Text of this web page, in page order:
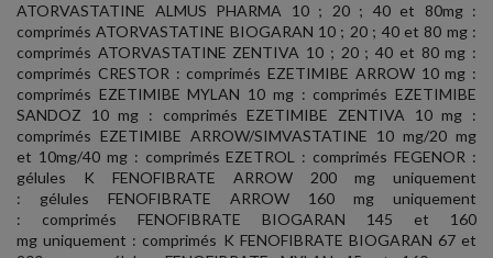
ATORVASTATINE ALMUS PHARMA 10 ; 20 ; 40 et 80mg :
comprimés ATORVASTATINE BIOGARAN 10 ; 20 ; 40 et 80 mg :
comprimés ATORVASTATINE ZENTIVA 10 ; 20 ; 40 et 80 mg :
comprimés CRESTOR : comprimés EZETIMIBE ARROW 10 mg :
comprimés EZETIMIBE MYLAN 10 mg : comprimés EZETIMIBE
SANDOZ 10 mg : comprimés EZETIMIBE ZENTIVA 10 mg :
comprimés EZETIMIBE ARROW/SIMVASTATINE 10 mg/20 mg
et 10mg/40 mg : comprimés EZETROL : comprimés FEGENOR :
gélules K FENOFIBRATE ARROW 200 mg uniquement
: gélules FENOFIBRATE ARROW 160 mg uniquement
: comprimés FENOFIBRATE BIOGARAN 145 et 160
mg uniquement : comprimés K FENOFIBRATE BIOGARAN 67 et